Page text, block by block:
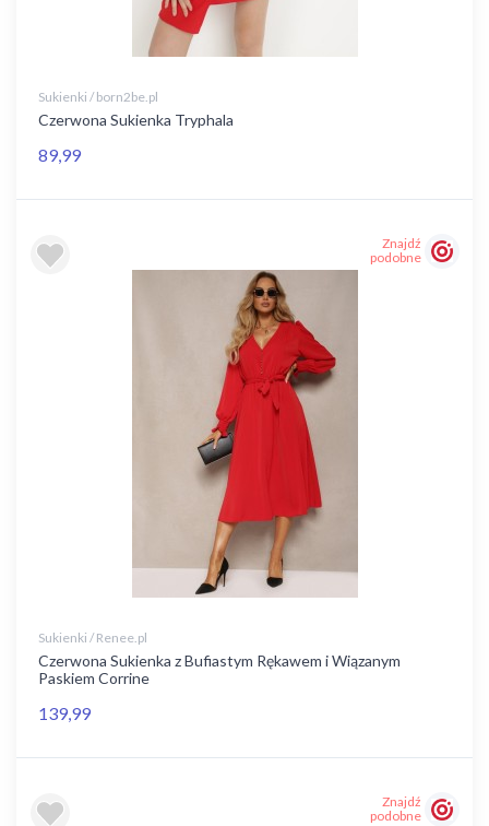
Sukienki / born2be.pl
Czerwona Sukienka Tryphala
89,99
Znajdź
podobne
Sukienki / Renee.pl
Czerwona Sukienka z Bufiastym Rękawem i Wiązanym
Paskiem Corrine
139,99
Znajdź
podobne